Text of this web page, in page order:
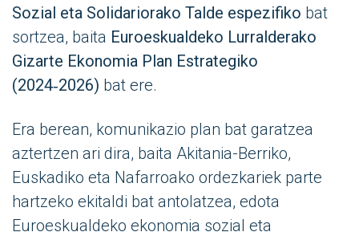
Sozial eta Solidariorako Talde espezifiko bat
sortzea, baita Euroeskualdeko Lurralderako
Gizarte Ekonomia Plan Estrategiko
(2024‑2026) bat ere.
Era berean, komunikazio plan bat garatzea
aztertzen ari dira, baita Akitania-Berriko,
Euskadiko eta Nafarroako ordezkariek parte
hartzeko ekitaldi bat antolatzea, edota
Euroeskualdeko ekonomia sozial eta